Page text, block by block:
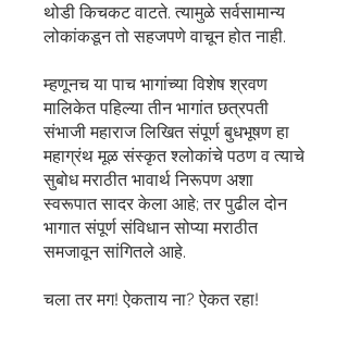
थोडी किचकट वाटते. त्यामुळे सर्वसामान्य
लोकांकडून तो सहजपणे वाचून होत नाही.
म्हणूनच या पाच भागांच्या विशेष श्रवण
मालिकेत पहिल्या तीन भागांत छत्रपती
संभाजी महाराज लिखित संपूर्ण बुधभूषण हा
महाग्रंथ मूळ संस्कृत श्लोकांचे पठण व त्याचे
सुबोध मराठीत भावार्थ निरूपण अशा
स्वरूपात सादर केला आहे; तर पुढील दोन
भागात संपूर्ण संविधान सोप्या मराठीत
समजावून सांगितले आहे.
चला तर मग! ऐकताय ना? ऐकत रहा!